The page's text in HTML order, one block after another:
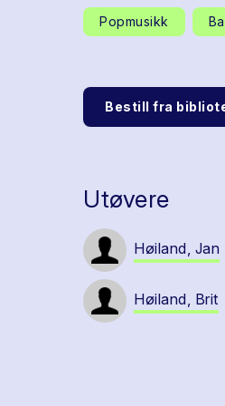
Popmusikk
Bestill fra
Utøvere
Høiland, Jan
Høiland, Brit